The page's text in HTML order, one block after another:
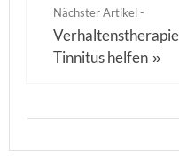
Nächster Artikel -
Tinnitus helfen »